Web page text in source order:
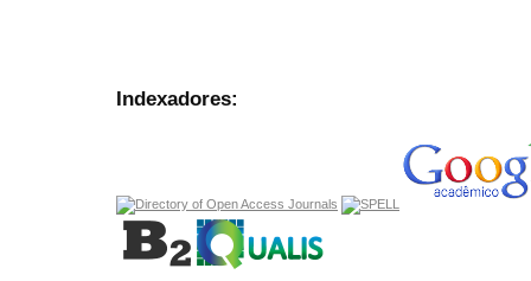
Indexadores: